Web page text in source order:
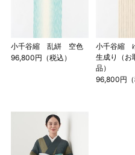
小千谷縮 乱絣 空色
96,800円（税込）
小千谷縮
生成り（お
品）
96,800円（